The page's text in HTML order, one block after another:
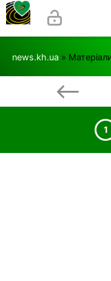
news.kh.ua »
1